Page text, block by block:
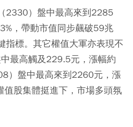
2330）盤中最高來到2285
，帶動市值同步飆破59兆
指標。其它權值大軍亦表現不
最高觸及229.5元，漲幅約
）盤中最高來到2260元，漲
值股集體挺進下，市場多頭氛